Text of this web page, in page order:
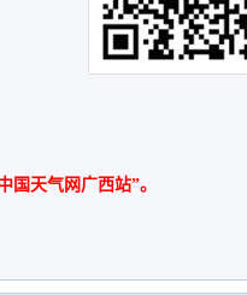
国天气网广西站”。